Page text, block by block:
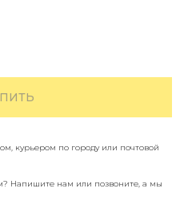
курьером по городу или почтовой
Напишите нам или позвоните, а мы